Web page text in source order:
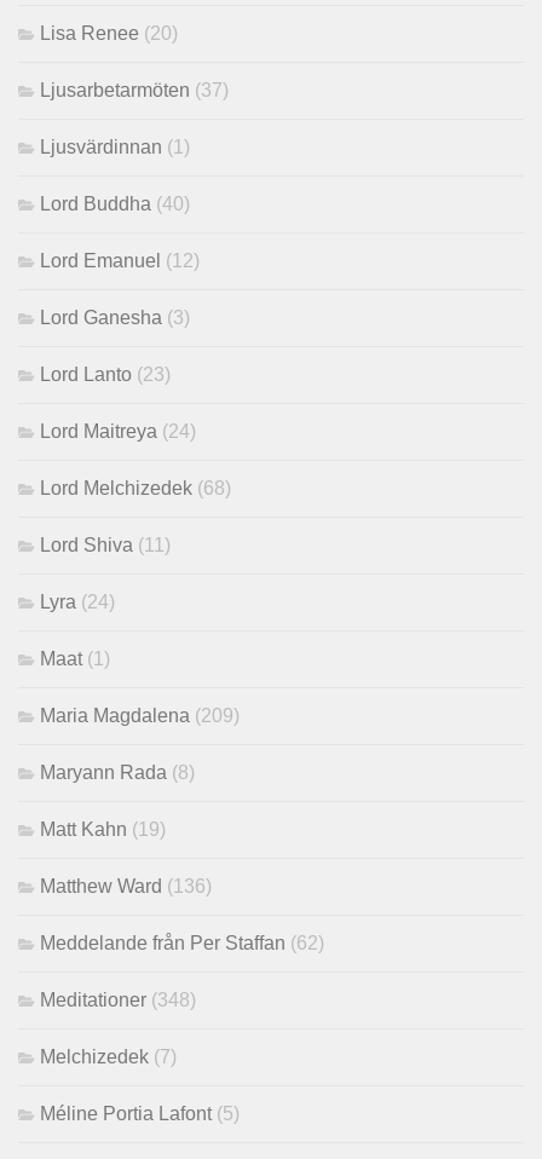
Lisa Renee (20)
Ljusarbetarmöten (37)
Ljusvärdinnan (1)
Lord Buddha (40)
Lord Emanuel (12)
Lord Ganesha (3)
Lord Lanto (23)
Lord Maitreya (24)
Lord Melchizedek (68)
Lord Shiva (11)
Lyra (24)
Maat (1)
Maria Magdalena (209)
Maryann Rada (8)
Matt Kahn (19)
Matthew Ward (136)
Meddelande från Per Staffan (62)
Meditationer (348)
Melchizedek (7)
Méline Portia Lafont (5)